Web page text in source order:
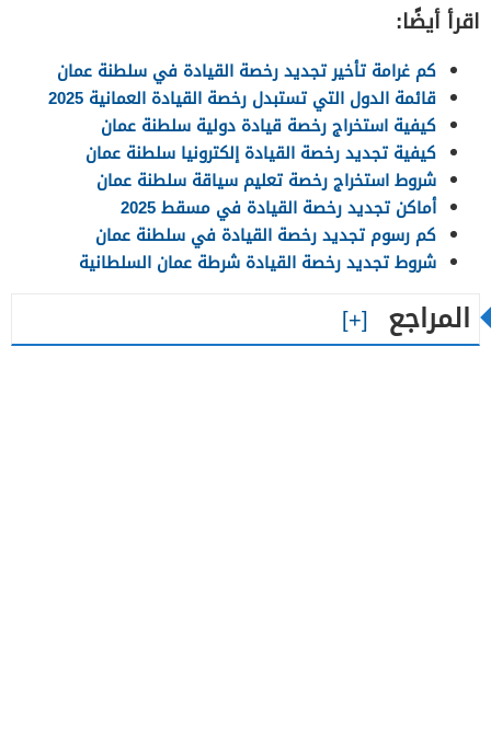
اقرأ أيضًا:
كم غرامة تأخير تجديد رخصة القيادة في سلطنة عمان
قائمة الدول التي تستبدل رخصة القيادة العمانية 2025
كيفية استخراج رخصة قيادة دولية سلطنة عمان
كيفية تجديد رخصة القيادة إلكترونيا سلطنة عمان
شروط استخراج رخصة تعليم سياقة سلطنة عمان
أماكن تجديد رخصة القيادة في مسقط 2025
كم رسوم تجديد رخصة القيادة في سلطنة عمان
شروط تجديد رخصة القيادة شرطة عمان السلطانية
المراجع